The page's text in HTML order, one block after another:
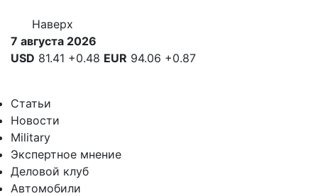
Наверх
7 августа 2026
USD 81.41 +0.48 EUR 94.06 +0.87
Статьи
Новости
Military
Экспертное мнение
Деловой клуб
Автомобили